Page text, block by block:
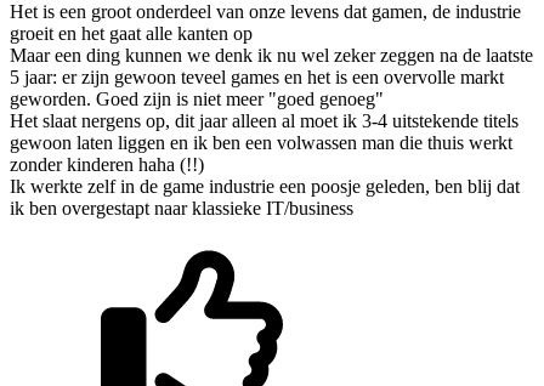
Het is een groot onderdeel van onze levens dat gamen, de industrie
groeit en het gaat alle kanten op
Maar een ding kunnen we denk ik nu wel zeker zeggen na de laatste
5 jaar: er zijn gewoon teveel games en het is een overvolle markt
geworden. Goed zijn is niet meer "goed genoeg"
Het slaat nergens op, dit jaar alleen al moet ik 3-4 uitstekende titels
gewoon laten liggen en ik ben een volwassen man die thuis werkt
zonder kinderen haha (!!)
Ik werkte zelf in de game industrie een poosje geleden, ben blij dat
ik ben overgestapt naar klassieke IT/business